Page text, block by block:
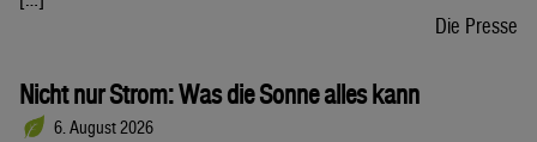
Die Presse
Nicht nur Strom: Was die Sonne alles kann
6. August 2026